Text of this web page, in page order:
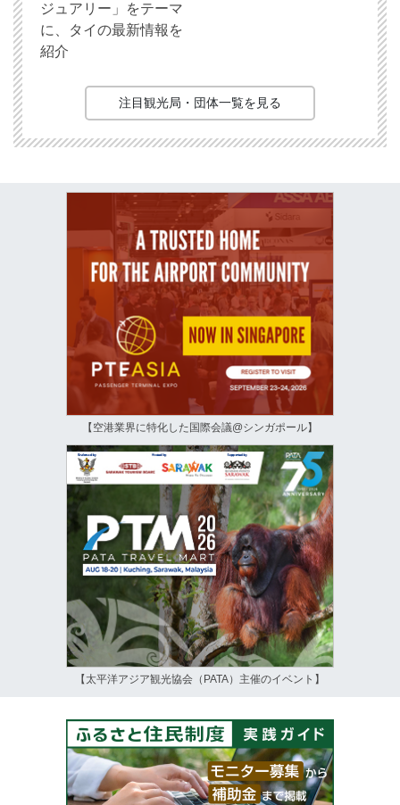
ジュアリー」をテーマ
に、タイの最新情報を
紹介
注目観光局・団体一覧を見る
【空港業界に特化した国際会議@シンガポール】
【太平洋アジア観光協会（PATA）主催のイベント】